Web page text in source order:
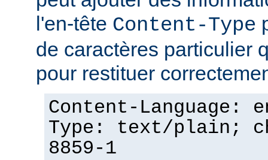
l'en-tête Content-Type
de caractères particulier
pour restituer
Content-Language:
Type: text/plain;
8859-1